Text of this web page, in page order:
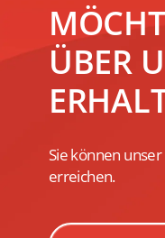
ÜBER
Sie können
erreichen.